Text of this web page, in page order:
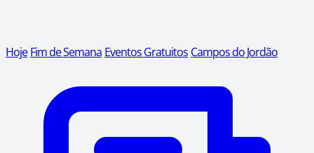
Hoje Fim de Semana Eventos Gratuitos Campos do Jordão